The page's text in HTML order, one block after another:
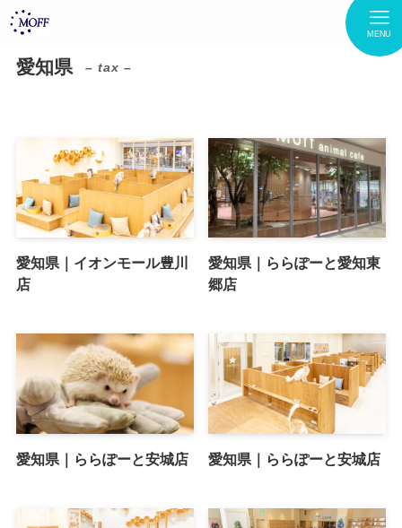
MENU
愛知県 – tax –
愛知県｜イオンモール豊川
店
愛知県｜ららぽーと愛知東
郷店
愛知県｜ららぽーと安城店 愛知県｜ららぽーと安城店